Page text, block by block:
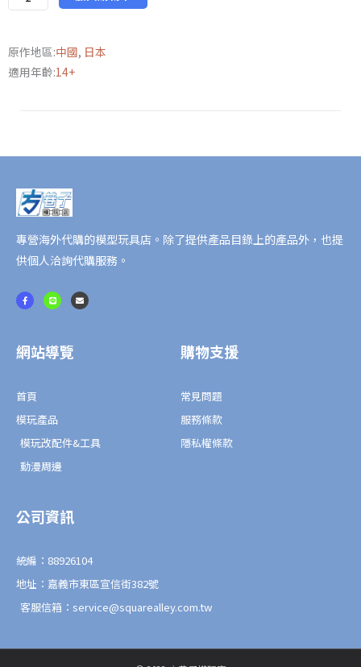
摸
事
務
包
量
原作地區:中國, 日本
適用年齡:14+
專營海外代購的模型玩具店。除了提供產品目錄上的產品外，也提
供個人洽詢代購服務。
F
a
c
k
-
L
i
n
E
n
v
網站導覽
首頁
模玩產品
模玩改配件&工具
動漫周邊
購物支援
常見問題
服務條款
隱私權條款
公司資訊
統編：88926104
地址：嘉義市東區宣信街382號
客服信箱：service@squarealley.com.tw